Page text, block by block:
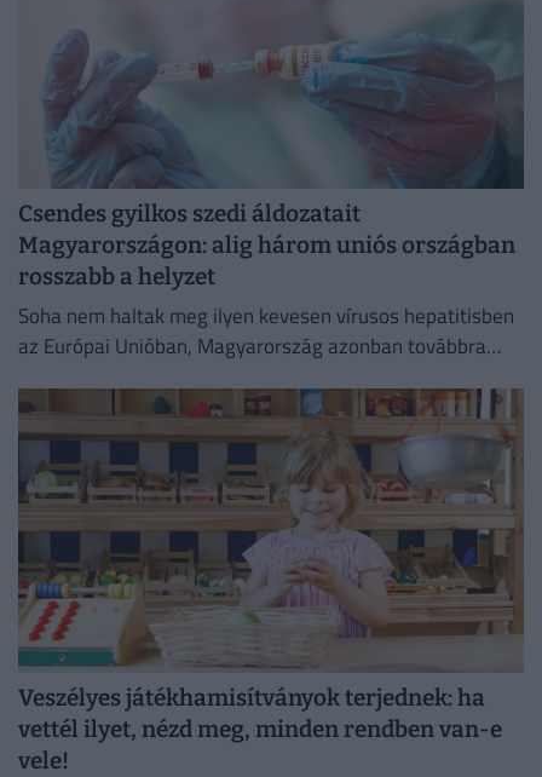
Csendes gyilkos szedi áldozatait
Magyarországon: alig három uniós országban
rosszabb a helyzet
Soha nem haltak meg ilyen kevesen vírusos hepatitisben
az Európai Unióban, Magyarország azonban továbbra
Veszélyes játékhamisítványok terjednek: ha
vettél ilyet, nézd meg, minden rendben van-e
vele!